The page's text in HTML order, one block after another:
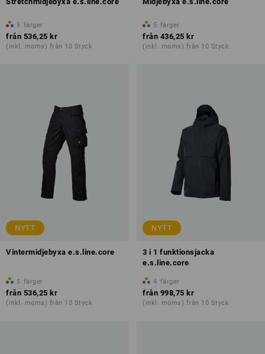
5 färger
från 536,25 kr
(inkl. moms) från 10 Styck
5 färger
från 436,25 kr
(inkl. moms) från 10 Styck
NYTT
Vintermidjebyxa e.s.line.core
5 färger
från 536,25 kr
(inkl. moms) från 10 Styck
NYTT
3 i 1 funktionsjacka
e.s.line.core
4 färger
från 998,75 kr
(inkl. moms) från 10 Styck